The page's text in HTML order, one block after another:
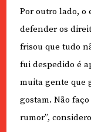
Por outro lado, o
defender os
frisou que tudo
fui despedido é
muita gente que
gostam. Não
rumor”,